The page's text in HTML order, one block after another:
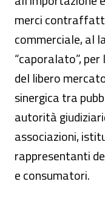
merci
commerciale, al
“caporalato”,
del libero
sinergica tra
autorità
associazioni,
rappresentanti
e consumatori.